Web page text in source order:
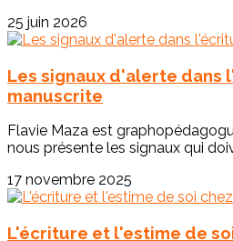
25 juin 2026
Les signaux d'alerte dans
manuscrite
Flavie Maza est
nous présente les signaux qui
17 novembre 2025
L'écriture et l'estime de